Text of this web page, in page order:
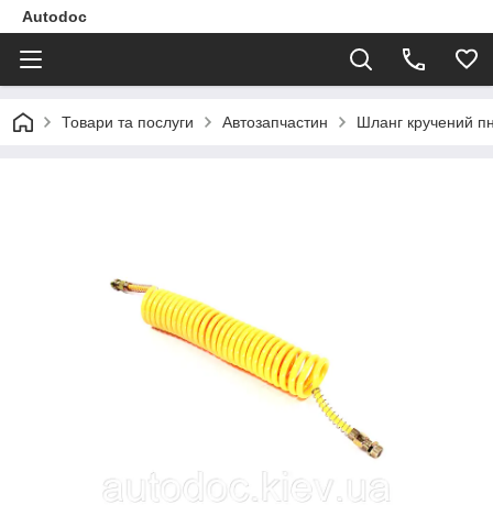
Autodoc
Товари та послуги Автозапчастин Шланг кручений